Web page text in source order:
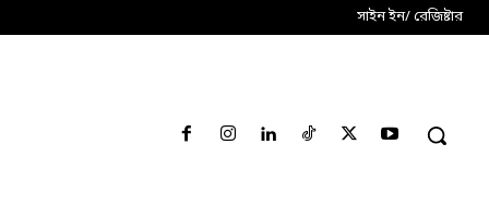
সাইন ইন/ রেজিষ্টার